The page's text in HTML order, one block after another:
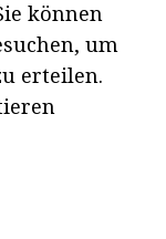
können
um
erteilen.